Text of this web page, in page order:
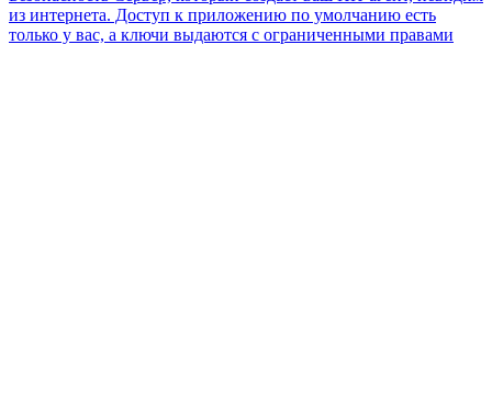
из интернета. Доступ к приложению по умолчанию есть
только у вас, а ключи выдаются с ограниченными правами